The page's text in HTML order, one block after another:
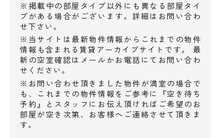
■クローゼット
■シューズボックス
■エアコン
■BS・CSアンテナ
■CATV
エスアールホーム限定で【仲介手数料無
料】！
※掲載中の部屋タイプ以外にも異なる部屋タイ
プがある場合がございます。詳細はお問い合わ
せ下さい。
※当サイトは最新物件情報からこれまでの物件
情報も含まれる賃貸アーカイブサイトです。 最
新の空室確認はメールかお電話にてお問い合わ
せください。
※お問い合わせ頂きました物件が満室の場合で
も、これまでの物件情報をご参考に『空き待ち
予約』とスタッフにお伝え頂ければご希望のお
部屋が空き次第、お客様へご連絡させて頂きま
す。
営業時間 10：00～18：00
メールでお問い合わせ